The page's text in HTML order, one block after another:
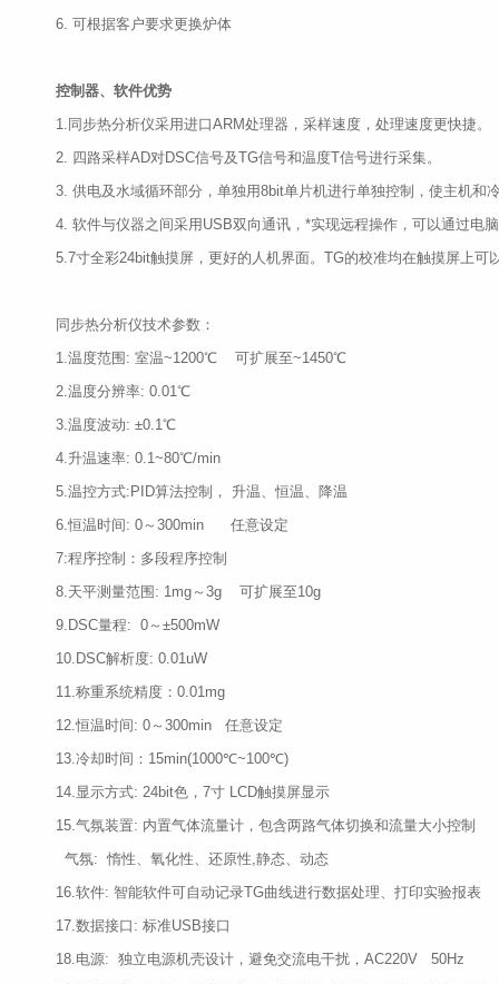
6. 可根据客户要求更换炉体
控制器、软件优势
1.同步热分析仪采用进口ARM处理器，采样速度，处理速度更快捷。
2. 四路采样AD对DSC信号及TG信号和温度T信号进行采集。
3. 供电及水域循环部分，单独用8bit单片机进行单独控制，使主机
4. 软件与仪器之间采用USB双向通讯，*实现远程操作，可以通过电
5.7寸全彩24bit触摸屏，更好的人机界面。TG的校准均在触摸屏上可
同步热分析仪技术参数：
1.温度范围: 室温~1200℃ 可扩展至~1450℃
2.温度分辨率: 0.01℃
3.温度波动: ±0.1℃
4.升温速率: 0.1~80℃/min
5.温控方式:PID算法控制， 升温、恒温、降温
6.恒温时间: 0～300min 任意设定
7:程序控制：多段程序控制
8.天平测量范围: 1mg～3g 可扩展至10g
9.DSC量程: 0～±500mW
10.DSC解析度: 0.01uW
11.称重系统精度：0.01mg
12.恒温时间: 0～300min 任意设定
13.冷却时间：15min(1000℃~100℃)
14.显示方式: 24bit色，7寸 LCD触摸屏显示
15.气氛装置: 内置气体流量计，包含两路气体切换和流量大小控制
气氛: 惰性、氧化性、还原性,静态、动态
16.软件: 智能软件可自动记录TG曲线进行数据处理、打印实验报表
17.数据接口: 标准USB接口
18.电源: 独立电源机壳设计，避免交流电干扰，AC220V 50Hz